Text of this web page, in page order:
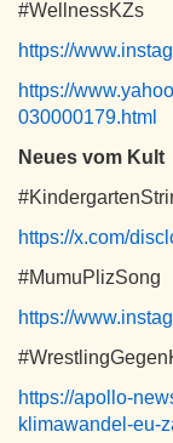
#WellnessKZs
https://
https://
030000179.html
Neues vom Kult
https://x.com/
#MumuPlizSong
https://
https://apollo-
klimawandel-eu-